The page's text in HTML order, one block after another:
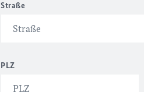
Straße
PLZ